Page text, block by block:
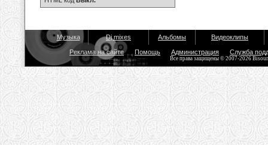
Музыка Dj mixes Альбомы Видеоклипы
Реклама на сайте Помощь Администрация Служба
Все права защищены © 2007-2026